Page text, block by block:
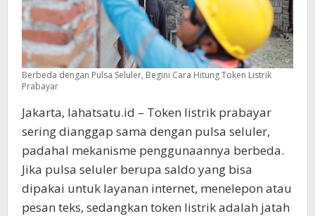
Berbeda dengan Pulsa Seluler, Begini Cara Hitung Token Listrik
Prabayar
Jakarta, lahatsatu.id – Token listrik prabayar
sering dianggap sama dengan pulsa seluler,
padahal mekanisme penggunaannya berbeda.
Jika pulsa seluler berupa saldo yang bisa
dipakai untuk layanan internet, menelepon atau
pesan teks, sedangkan token listrik adalah jatah